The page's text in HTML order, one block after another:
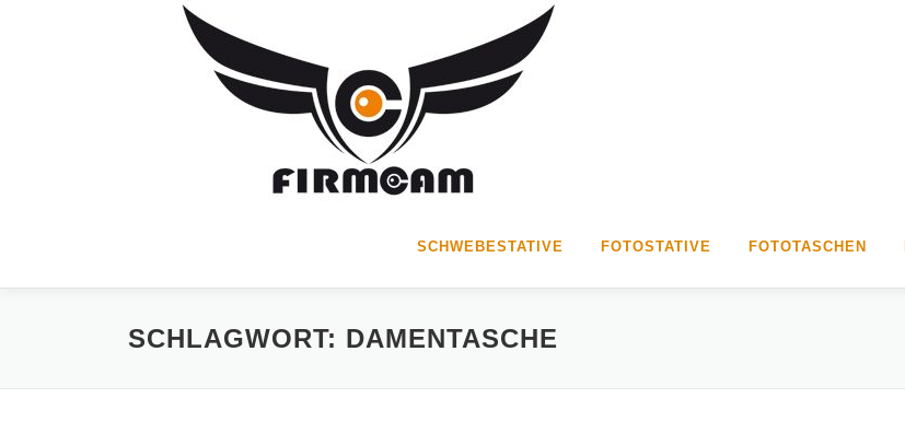
SCHWEBESTATIVE FOTOSTATIVE FOTOTASCHEN
SCHLAGWORT: DAMENTASCHE